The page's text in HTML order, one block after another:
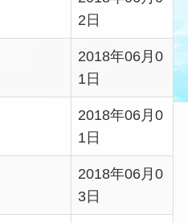
2日
2018年06月0
1日
2018年06月0
1日
2018年06月0
3日